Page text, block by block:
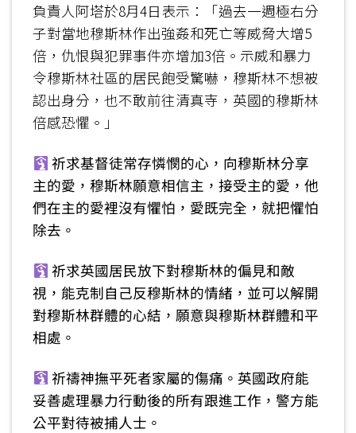
負責人阿塔於8月4日表示：「過去一週極右分
子對當地穆斯林作出強姦和死亡等威脅大增5
倍，仇恨與犯罪事件亦增加3倍。示威和暴力
令穆斯林社區的居民飽受驚嚇，穆斯林不想被
認出身分，也不敢前往清真寺，英國的穆斯林
倍感恐懼。」
祈求基督徒常存憐憫的心，向穆斯林分享
主的愛，穆斯林願意相信主，接受主的愛，他
們在主的愛裡沒有懼怕，愛既完全，就把懼怕
除去。
祈求英國居民放下對穆斯林的偏見和敵
視，能克制自己反穆斯林的情緒，並可以解開
對穆斯林群體的心結，願意與穆斯林群體和平
相處。
祈禱神撫平死者家屬的傷痛。英國政府能
妥善處理暴力行動後的所有跟進工作，警方能
公平對待被捕人士。